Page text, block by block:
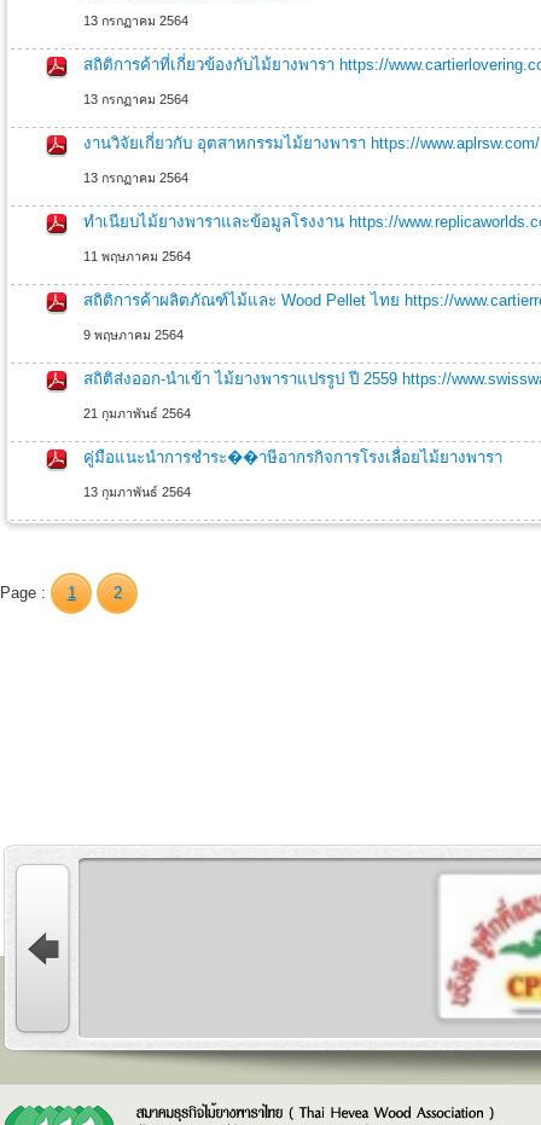
13 กรกฏาคม 2564
สถิติการค้าที่เกี่ยวข้องกับไม้ยางพารา https://
13 กรกฏาคม 2564
งานวิจัยเกี่ยวกับ อุตสาหกรรมไม้ยางพารา https://www.aplrsw.com/
13 กรกฏาคม 2564
ทำเนียบไม้ยางพาราและข้อมูลโรงงาน https://
11 พฤษภาคม 2564
สถิติการค้าผลิตภัณฑ์ไม้และ Wood Pellet ไทย https://
9 พฤษภาคม 2564
สถิติส่งออก-นำเข้า ไม้ยางพาราแปรรูป ปี 2559 https://
21 กุมภาพันธ์ 2564
คู่มือแนะนำการชำระ��าษีอากรกิจการโรงเลื่อยไม้ยางพารา
13 กุมภาพันธ์ 2564
Page : 1 2